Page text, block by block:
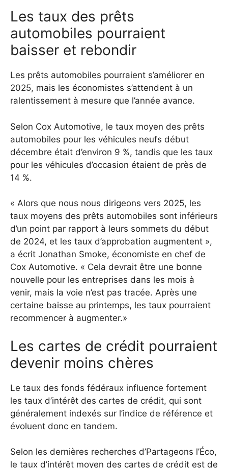
Les taux des prêts
automobiles pourraient
baisser et rebondir
Les prêts automobiles pourraient s’améliorer en
2025, mais les économistes s’attendent à un
ralentissement à mesure que l’année avance.
Selon Cox Automotive, le taux moyen des prêts
automobiles pour les véhicules neufs début
décembre était d’environ 9 %, tandis que les taux
pour les véhicules d’occasion étaient de près de
14 %.
« Alors que nous nous dirigeons vers 2025, les
taux moyens des prêts automobiles sont inférieurs
d’un point par rapport à leurs sommets du début
de 2024, et les taux d’approbation augmentent »,
a écrit Jonathan Smoke, économiste en chef de
Cox Automotive. « Cela devrait être une bonne
nouvelle pour les entreprises dans les mois à
venir, mais la voie n’est pas tracée. Après une
certaine baisse au printemps, les taux pourraient
recommencer à augmenter.»
Les cartes de crédit pourraient
devenir moins chères
Le taux des fonds fédéraux influence fortement
les taux d’intérêt des cartes de crédit, qui sont
généralement indexés sur l’indice de référence et
évoluent donc en tandem.
Selon les dernières recherches d’Partageons l’Éco,
le taux d’intérêt moyen des cartes de crédit est de